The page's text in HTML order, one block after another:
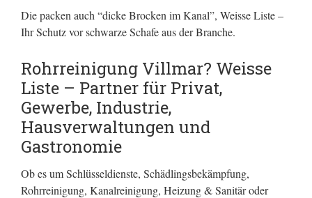
Die packen auch “dicke Brocken im Kanal”, Weisse Liste –
Ihr Schutz vor schwarze Schafe aus der Branche.
Rohrreinigung Villmar? Weisse
Liste – Partner für Privat,
Gewerbe, Industrie,
Hausverwaltungen und
Gastronomie
Ob es um Schlüsseldienste, Schädlingsbekämpfung,
Rohrreinigung, Kanalreinigung, Heizung & Sanitär oder